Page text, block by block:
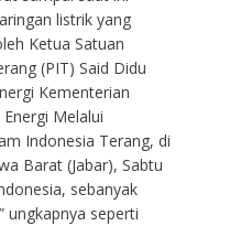
listrik yang
Ketua Satuan
(PIT) Said Didu
Kementerian
Melalui
Indonesia Terang, di
Barat (Jabar), Sabtu
sebanyak
ungkapnya seperti